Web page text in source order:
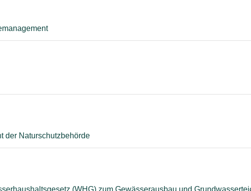
der Naturschutzbehörde
(WHG) zum Gewässerausbau und